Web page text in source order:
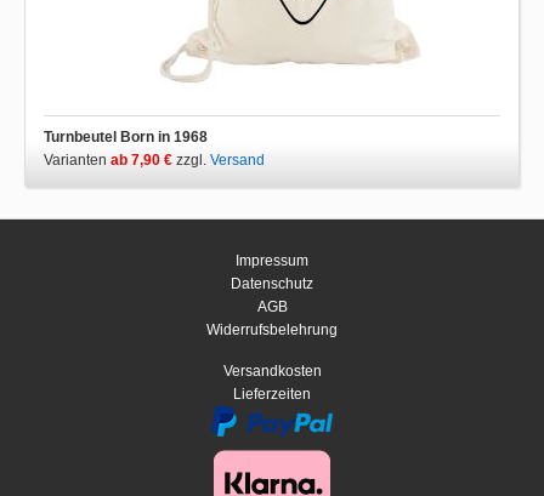
Turnbeutel Born in 1968
Varianten ab 7,90 € zzgl. Versand
Impressum
Datenschutz
AGB
Widerrufsbelehrung
Versandkosten
Lieferzeiten